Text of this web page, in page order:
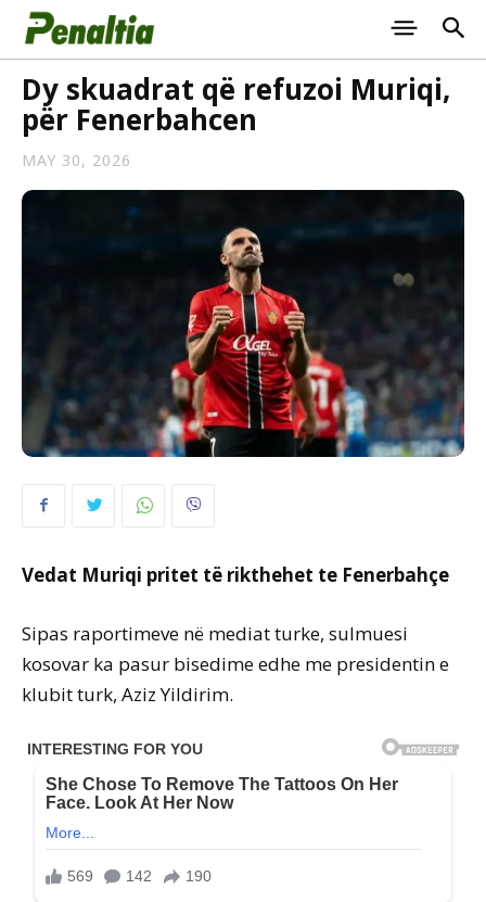
Dy skuadrat që refuzoi Muriqi,
për Fenerbahcen
MAY 30, 2026
Vedat Muriqi pritet të rikthehet te Fenerbahçe
Sipas raportimeve në mediat turke, sulmuesi
kosovar ka pasur bisedime edhe me presidentin e
klubit turk, Aziz Yildirim.